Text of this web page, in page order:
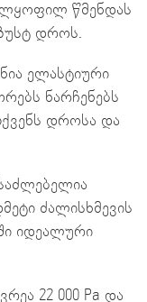
წმენდას
დროს.
ელასტიური
ნარჩენებს
დროსა და
ძალისხმევის
იდეალური
22 000 Pa და